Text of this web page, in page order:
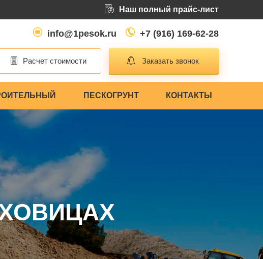
Наш полный прайс-лист
info@1pesok.ru +7 (916) 169-62-28
Расчет стоимости Заказать звонок
ПЕСКОГРУНТ КОНТАКТЫ